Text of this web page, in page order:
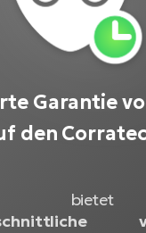
Garantie
den